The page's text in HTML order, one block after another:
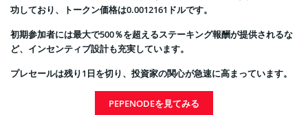
功しており、トークン価格は0.0012161ドルです。
初期参加者には最大で500％を超えるステーキング報酬が提供されるな
ど、インセンティブ設計も充実しています。
プレセールは残り1日を切り、投資家の関心が急速に高まっています。
PEPENODEを見てみる